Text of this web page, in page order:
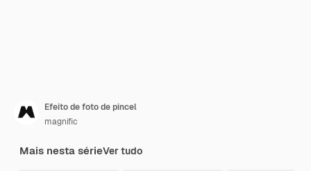
Efeito de foto de pincel
magnific
Mais nesta sérieVer tudo